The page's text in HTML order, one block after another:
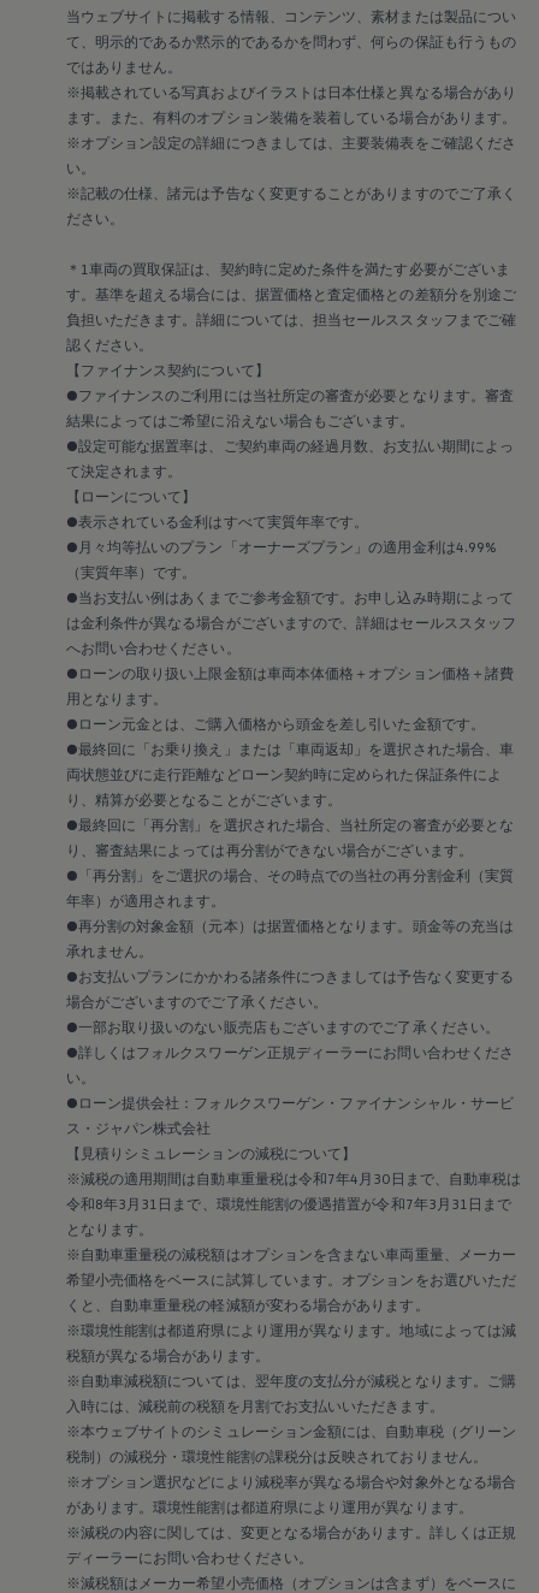
ID. Buzz
アフターサービス
サービスと純正部品
フォルクスワーゲン純正部品のメリット
点検と車検
修理と点検
エンジンオイルおよびフルード類
路上故障に関するサポート
フォルクスワーゲンサービス
アクセサリー
Car Navigation System
Drive Recorder
お客様情報
警告灯とインジケーターランプ
特定整備情報
ユーザーガイド
運転上の注意
自動車リサイクル法
ロイヤリティプログラム
安心プログラム
メンテナンスプログラム
延長保証ウォルフィサポート
カスタマーセンター
タイヤパンク補償
認定中古車
“Certified Pre-Owned”の品質とは
延長保証サービスガイド
9つの約束
スマート買取
キャンペーン/ファイナンスプログラム
フォルクスワーゲンについて
企業情報
会社概要
会社概要EN
採用情報
正規ディーラー地域別採用情報
倫理・リスク管理・コンプライアンス
プレスリリース
2025
2024
2022
2021
2020
2019
2018
2016
2015
リコール関連情報
セーフティ マイスター
当ウェブサイトに掲載する情報、コンテンツ、素材または製品につい
て、明示的であるか黙示的であるかを問わず、何らの保証も行うもの
ではありません。
※掲載されている写真およびイラストは日本仕様と異なる場合があり
ます。また、有料のオプション装備を装着している場合があります。
※オプション設定の詳細につきましては、主要装備表をご確認くださ
い。
※記載の仕様、諸元は予告なく変更することがありますのでご了承く
ださい。
＊1車両の買取保証は、契約時に定めた条件を満たす必要がございま
す。基準を超える場合には、据置価格と査定価格との差額分を別途ご
負担いただきます。詳細については、担当セールススタッフまでご確
認ください。
【ファイナンス契約について】
●ファイナンスのご利用には当社所定の審査が必要となります。審査
結果によってはご希望に沿えない場合もございます。
●設定可能な据置率は、ご契約車両の経過月数、お支払い期間によっ
て決定されます。
【ローンについて】
●表示されている金利はすべて実質年率です。
●月々均等払いのプラン「オーナーズプラン」の適用金利は4.99%
（実質年率）です。
●当お支払い例はあくまでご参考金額です。お申し込み時期によって
は金利条件が異なる場合がございますので、詳細はセールススタッフ
へお問い合わせください。
●ローンの取り扱い上限金額は車両本体価格＋オプション価格＋諸費
用となります。
●ローン元金とは、ご購入価格から頭金を差し引いた金額です。
●最終回に「お乗り換え」または「車両返却」を選択された場合、車
両状態並びに走行距離などローン契約時に定められた保証条件によ
り、精算が必要となることがございます。
●最終回に「再分割」を選択された場合、当社所定の審査が必要とな
り、審査結果によっては再分割ができない場合がございます。
●「再分割」をご選択の場合、その時点での当社の再分割金利（実質
年率）が適用されます。
●再分割の対象金額（元本）は据置価格となります。頭金等の充当は
承れません。
●お支払いプランにかかわる諸条件につきましては予告なく変更する
場合がございますのでご了承ください。
●一部お取り扱いのない販売店もございますのでご了承ください。
●詳しくはフォルクスワーゲン正規ディーラーにお問い合わせくださ
い。
●ローン提供会社：フォルクスワーゲン・ファイナンシャル・サービ
ス・ジャパン株式会社
【見積りシミュレーションの減税について】
※減税の適用期間は自動車重量税は令和7年4月30日まで、自動車税は
令和8年3月31日まで、環境性能割の優遇措置が令和7年3月31日まで
となります。
※自動車重量税の減税額はオプションを含まない車両重量、メーカー
希望小売価格をベースに試算しています。オプションをお選びいただ
くと、自動車重量税の軽減額が変わる場合があります。
※環境性能割は都道府県により運用が異なります。地域によっては減
税額が異なる場合があります。
※自動車減税額については、翌年度の支払分が減税となります。ご購
入時には、減税前の税額を月割でお支払いいただきます。
※本ウェブサイトのシミュレーション金額には、自動車税（グリーン
税制）の減税分・環境性能割の課税分は反映されておりません。
※オプション選択などにより減税率が異なる場合や対象外となる場合
があります。環境性能割は都道府県により運用が異なります。
※減税の内容に関しては、変更となる場合があります。詳しくは正規
ディーラーにお問い合わせください。
※減税額はメーカー希望小売価格（オプションは含まず）をベースに